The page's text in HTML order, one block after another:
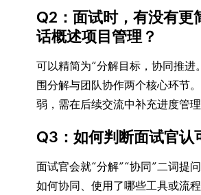
Q2：面试时，有没有更
话概述项目管理？
可以精简为“分解目标，协同推进
围分解与团队协作两个核心环节
弱，需在后续交流中补充进度管理
Q3：如何判断面试官认
面试官会就“分解”“协同”二词提问
如何协同、使用了哪些工具或流